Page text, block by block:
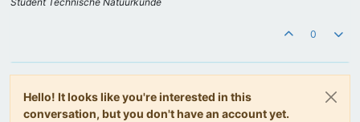
0
Hello! It looks like you're interested in this
conversation, but you don't have an account yet.